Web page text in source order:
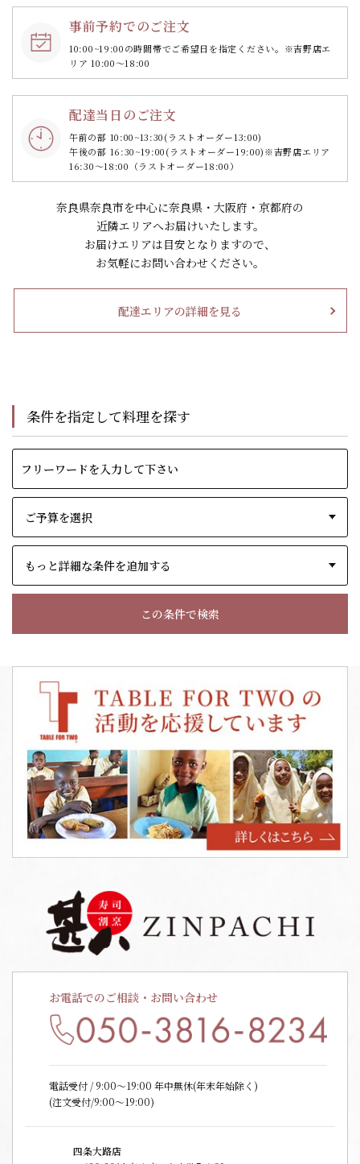
事前予約でのご注文
10:00~19:00の時間帯でご希望日を指定ください。 ※吉野店エ
リア 10:00～18:00
配達当日のご注文
午前の部 10:00~13:30(ラストオーダー13:00)
午後の部 16:30~19:00(ラストオーダー19:00)※吉野店エリア
16:30～18:00（ラストオーダー18:00）
奈良県奈良市を中心に奈良県・大阪府・京都府の
近隣エリアへお届けいたします。
お届けエリアは目安となりますので、
お気軽にお問い合わせください。
配達エリアの詳細を見る
条件を指定して料理を探す
もっと詳細な条件を追加する
この条件で検索
お電話でのご相談・お問い合わせ
電話受付 / 9:00〜19:00 年中無休(年末年始除く)
(注文受付/9:00～19:00)
四条大路店